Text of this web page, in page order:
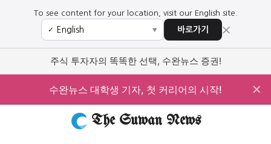
To see content for your location, visit our English site.
✓ ▼ 바로가기 ×
주식 투자자의 똑똑한 선택, 수완뉴스 증권!
수완뉴스 대학생 기자, 첫 커리어의 시작! ✕
The Suwan News